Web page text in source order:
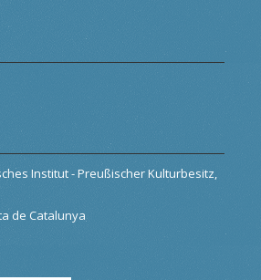
Institut - Preußischer Kulturbesitz,
de Catalunya